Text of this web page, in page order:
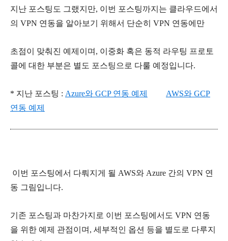
지난 포스팅도 그랬지만, 이번 포스팅까지는 클라우드에서
의 VPN 연동을 알아보기 위해서 단순히 VPN 연동에만
초점이 맞춰진 예제이며, 이중화 혹은 동적 라우팅 프로토
콜에 대한 부분은 별도 포스팅으로 다룰 예정입니다.
* 지난 포스팅 : Azure와 GCP 연동 예제
AWS와 GCP
연동 예제
이번 포스팅에서 다뤄지게 될 AWS와 Azure 간의 VPN 연
동 그림입니다.
기존 포스팅과 마찬가지로 이번 포스팅에서도 VPN 연동
을 위한 예제 관점이며, 세부적인 옵션 등을 별도로 다루지